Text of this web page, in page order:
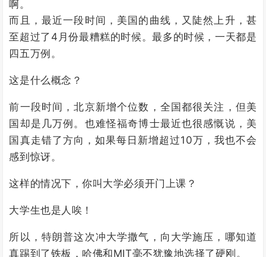
啊。
而且，最近一段时间，美国的曲线，又陡然上升，甚
至超过了4月份最糟糕的时候。最多的时候，一天都是
四五万例。
这是什么概念？
前一段时间，北京新增个位数，全国都很关注，但美
国却是几万例。也难怪福奇博士最近也很感慨说，美
国真走错了方向，如果每日新增超过10万，我也不会
感到惊讶。
这样的情况下，你叫大学必须开门上课？
大学生也是人唉！
所以，特朗普这次冲大学撒气，向大学施压，哪知道
真踢到了铁板，哈佛和MIT毫不犹豫地选择了硬刚。